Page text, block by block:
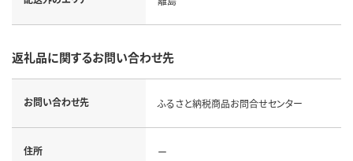
返礼品に関するお問い合わせ先
お問い合わせ先 ふるさと納税商品お問合せセンター
住所 ー